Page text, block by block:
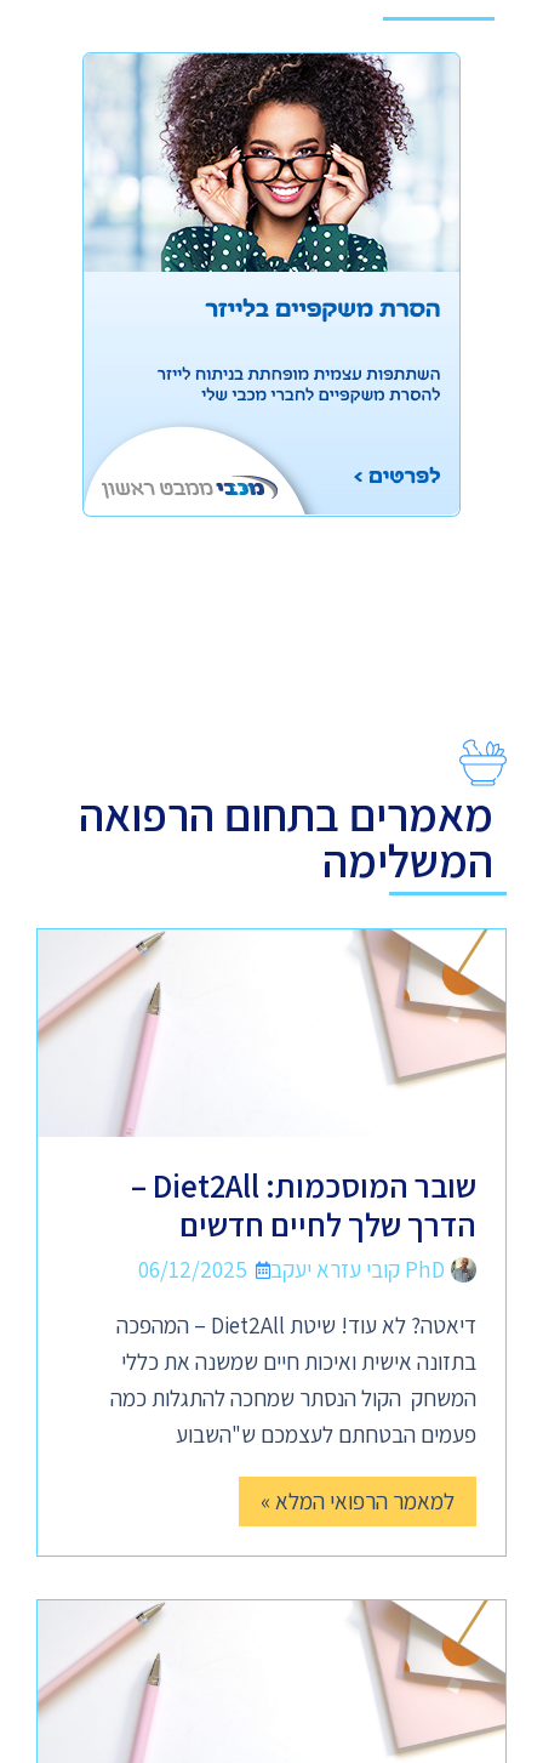
מאמרים בתחום הרפואה
המשלימה
שובר המוסכמות: Diet2All –
הדרך שלך לחיים חדשים
PhD קובי עזרא יעקב
06/12/2025
דיאטה? לא עוד! שיטת Diet2All – המהפכה
בתזונה אישית ואיכות חיים שמשנה את כללי
המשחק הקול הנסתר שמחכה להתגלות כמה
פעמים הבטחתם לעצמכם ש"השבוע
למאמר הרפואי המלא »